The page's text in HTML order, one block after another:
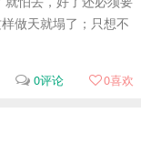
做天就塌了；只想不
0评论 0喜欢